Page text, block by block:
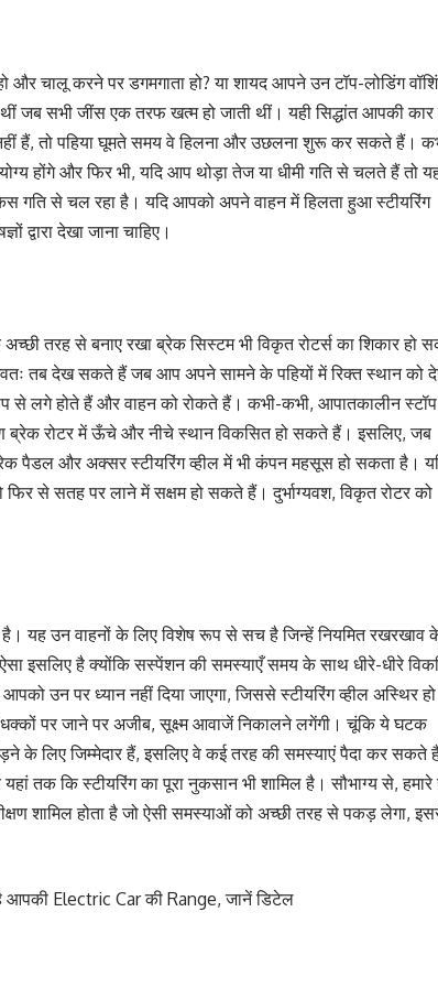
चालू करने पर डगमगाता हो? या शायद आपने उन टॉप-लोडिंग
जब सभी जींस एक तरफ खत्म हो जाती थीं। यही सिद्धांत आपकी
नहीं हैं, तो पहिया घूमते समय वे हिलना और उछलना शुरू कर सकते हैं।
होंगे और फिर भी, यदि आप थोड़ा तेज या धीमी गति से चलते हैं तो
गति से चल रहा है। यदि आपको अपने वाहन में हिलता हुआ स्टीयरिंग
द्वारा देखा जाना चाहिए।
तरह से बनाए रखा ब्रेक सिस्टम भी विकृत रोटर्स का शिकार हो
तब देख सकते हैं जब आप अपने सामने के पहियों में रिक्त स्थान को
से लगे होते हैं और वाहन को रोकते हैं। कभी-कभी, आपातकालीन स्टॉप
ब्रेक रोटर में ऊँचे और नीचे स्थान विकसित हो सकते हैं। इसलिए, जब
पैडल और अक्सर स्टीयरिंग व्हील में भी कंपन महसूस हो सकता है।
फिर से सतह पर लाने में सक्षम हो सकते हैं। दुर्भाग्यवश, विकृत रोटर को
यह उन वाहनों के लिए विशेष रूप से सच है जिन्हें नियमित रखरखाव
इसलिए है क्योंकि सस्पेंशन की समस्याएँ समय के साथ धीरे-धीरे
उन पर ध्यान नहीं दिया जाएगा, जिससे स्टीयरिंग व्हील अस्थिर हो
पर जाने पर अजीब, सूक्ष्म आवाजें निकालने लगेंगी। चूंकि ये घटक
के लिए जिम्मेदार हैं, इसलिए वे कई तरह की समस्याएं पैदा कर सकते
तक ​​कि स्टीयरिंग का पूरा नुकसान भी शामिल है। सौभाग्य से,
शामिल होता है जो ऐसी समस्याओं को अच्छी तरह से पकड़ लेगा,
आपकी Electric Car की Range, जानें डिटेल